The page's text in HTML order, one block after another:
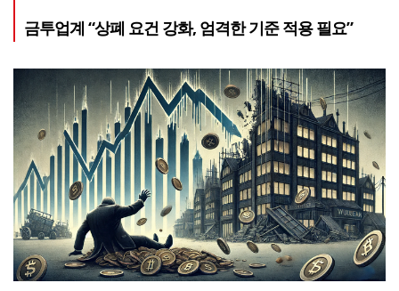
금투업계 “상폐 요건 강화, 엄격한 기준 적용 필요”